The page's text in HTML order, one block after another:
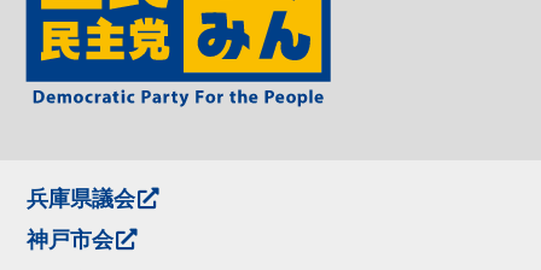
兵庫県議会
神戸市会